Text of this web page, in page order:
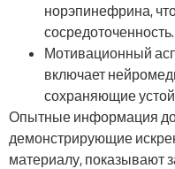
норэпинефрина,
сосредоточенность.
Мотивационный
включает
сохраняющие
Опытные информация
демонстрирующие
материалу, показывают